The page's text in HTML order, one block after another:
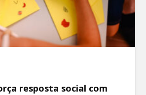
resposta social com